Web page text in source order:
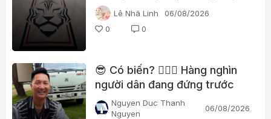
gái gọi cho trọng tài, cảnh sát
đột kích trụ sở
Lê Nhã Linh
06/08/2026
0
0
😎 Có biến? 👮🏻‍♂️ Hàng nghìn
người dân đang đứng trước
nhà Huấn “hoa hồng”?
Nguyen Duc Thanh
Nguyen
06/08/2026